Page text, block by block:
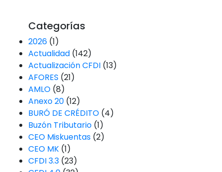
Categorías
2026(1)
Actualidad(142)
Actualización CFDI(13)
AFORES (21)
AMLO(8)
Anexo 20(12)
BURÓ DE CRÉDITO(4)
Buzón Tributario(1)
CEO Miskuentas(2)
CEO MK(1)
CFDI 3.3(23)